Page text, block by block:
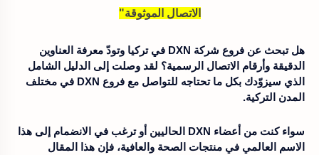
الاتصال الموثوقة"
هل تبحث عن فروع شركة DXN في تركيا وتودّ معرفة العناوين
الدقيقة وأرقام الاتصال الرسمية؟ لقد وصلت إلى الدليل الشامل
الذي سيزوّدك بكل ما تحتاجه للتواصل مع فروع DXN في مختلف
المدن التركية.
سواء كنت من أعضاء DXN الحاليين أو ترغب في الانضمام إلى هذا
الاسم العالمي في منتجات الصحة والعافية، فإن هذا المقال